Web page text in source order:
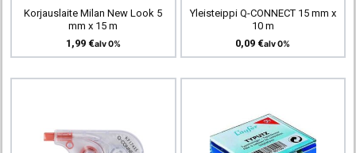
Korjauslaite Milan New Look 5
mm x 15 m
1,99 €alv 0%
Yleisteippi Q-CONNECT 15 mm x
10 m
0,09 €alv 0%